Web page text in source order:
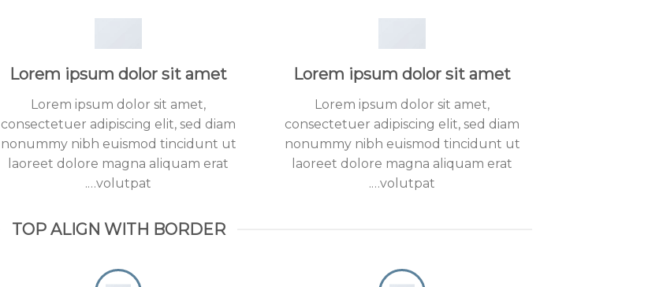
Lorem ipsum dolor sit amet
Lorem ipsum dolor sit amet,
consectetuer adipiscing elit, sed diam
nonummy nibh euismod tincidunt ut
laoreet dolore magna aliquam erat
volutpat….
Lorem ipsum dolor sit amet
Lorem ipsum dolor sit amet,
consectetuer adipiscing elit, sed diam
nonummy nibh euismod tincidunt ut
laoreet dolore magna aliquam erat
volutpat….
TOP ALIGN WITH BORDER